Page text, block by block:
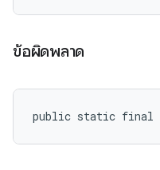
ข้อผิดพลาด
public static final